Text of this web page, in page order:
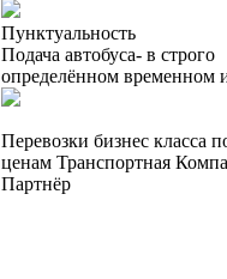
Пунктуальность
Подача автобуса- в строго
определённом временном
Перевозки бизнес класса
ценам Транспортная
Партнёр